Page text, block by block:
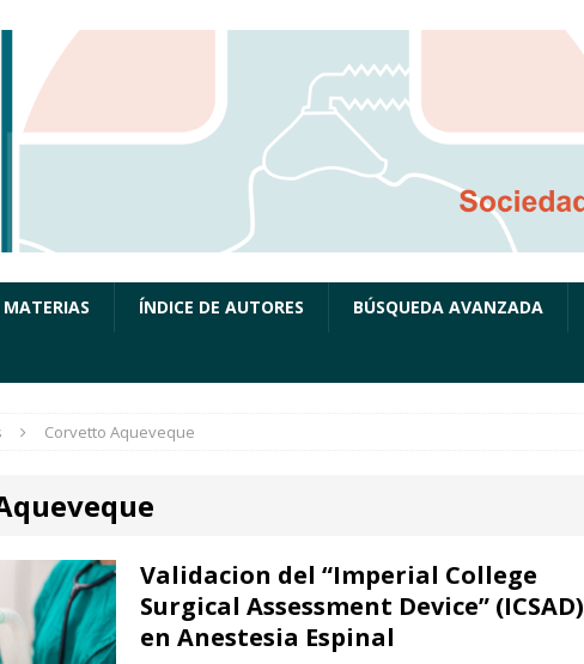
MATERIAS ÍNDICE DE AUTORES BÚSQUEDA AVANZADA
Corvetto Aqueveque
Validacion del “Imperial College
Surgical Assessment Device” (ICSAD)
en Anestesia Espinal